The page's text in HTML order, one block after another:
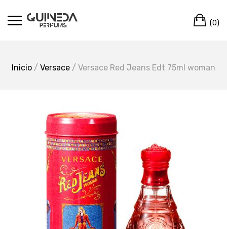
(0)
Inicio / Versace / Versace Red Jeans Edt 75ml woman